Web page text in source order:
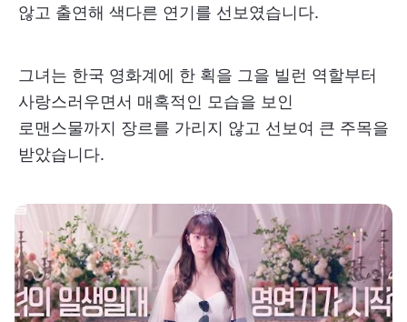
않고 출연해 색다른 연기를 선보였습니다.
그녀는 한국 영화계에 한 획을 그을 빌런 역할부터
사랑스러우면서 매혹적인 모습을 보인
로맨스물까지 장르를 가리지 않고 선보여 큰 주목을
받았습니다.